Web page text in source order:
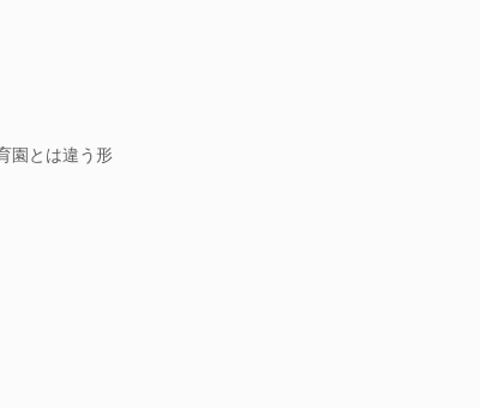
園とは違う形